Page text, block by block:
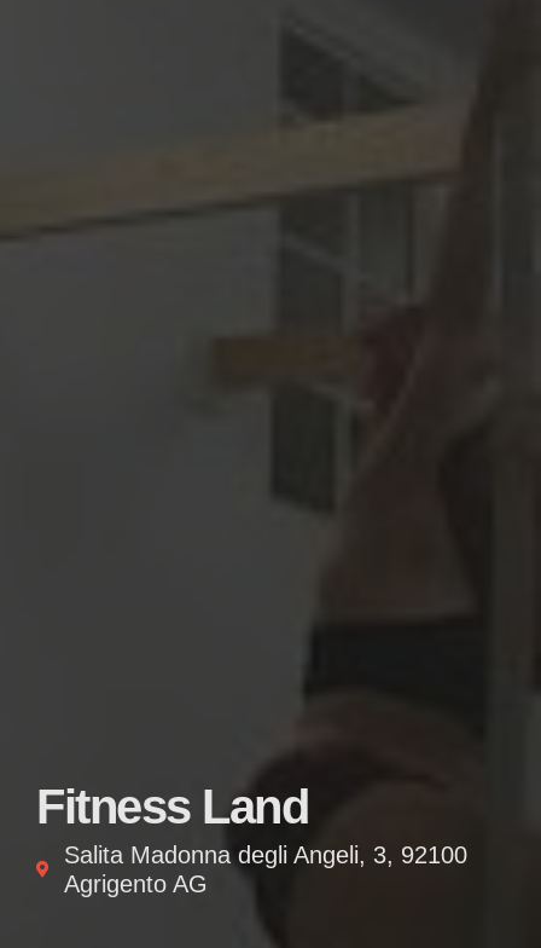
Fitness Land
Salita Madonna degli Angeli, 3, 92100
Agrigento AG